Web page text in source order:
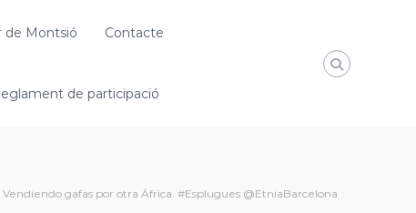
de Montsió Contacte
de participació
Vendiendo gafas por otra África. #Esplugues @EtniaBarcelona